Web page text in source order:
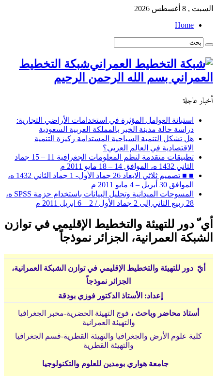
السبت , 8 أغسطس 2026
Home
شبكة التخطيط
العمراني بسم الله الرحمن الرحيم
أخبار عاجلة
استبانة العوامل المؤثرة في استخدامات الأراضي التجارية:
دراسة حالة مدينة الخبر بالمملكة العربية السعودية
هل تشكل التنمية السياحية المستدامة ركيزة التنمية
الاقتصادية في العالم العربي؟
تطبيقات متقدمة لنظم المعلومات الجغرافية 11 – 15 جماد
الثاني 1432 ه، الموافق 14 – 18 مايو 2011 م
■ ■ تصميم ثلاثي الابعاد 26 جماد الأول- 1 جماد الثاني 1432 ه،
الموافق 30 أبريل – 4 مايو 2011 م
المسوحات الميدانية وتحليل البيانات باستخدام حزمة SPSS ه،
28 ربيع الثاني إلى 2 جماد الأول / 2 – 6 ابريل 2011 م
أي ّ دور للتهيئة والتخطيط الإقليمي في توازن
الشبكة العمرانية، الجزائر نموذجاً
أيّ دور للتهيئة والتخطيط الإقليمي في توازن الشبكة العمرانية،
الجزائر نموذجاً
إعداد: الأستاذ الدكتور فوزي بودقة
أستاذ محاضر وباحث ، فوج التهيئة الحضرية-مخبر الجغرافيا
والتهيئة العمرانية
كلية علوم الأرض والجغرافيا والتهيئة القطرية-قسم الجغرافيا
والتهيئة القطرية
جامعة هواري بومدين للعلوم والتكنولوجيا